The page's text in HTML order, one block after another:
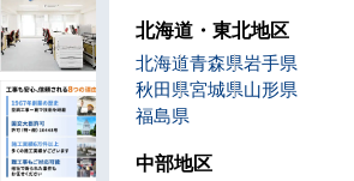
北海道・東北地区
北海道青森県岩手県
秋田県宮城県山形県
福島県
中部地区